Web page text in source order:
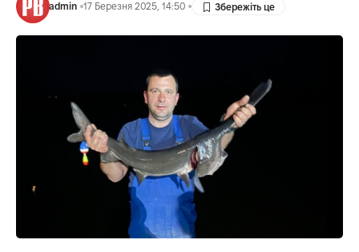
admin 17 Березня 2025, 14:50